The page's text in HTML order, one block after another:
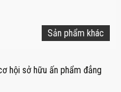
Sản phẩm khác
hội sở hữu ấn phẩm đẳng